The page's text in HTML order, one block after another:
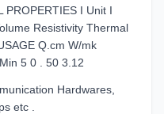
PROPERTIES I Unit I
Resistivity Thermal
Q.cm W/mk
5 0 . 50 3.12
Hardwares,
etc .